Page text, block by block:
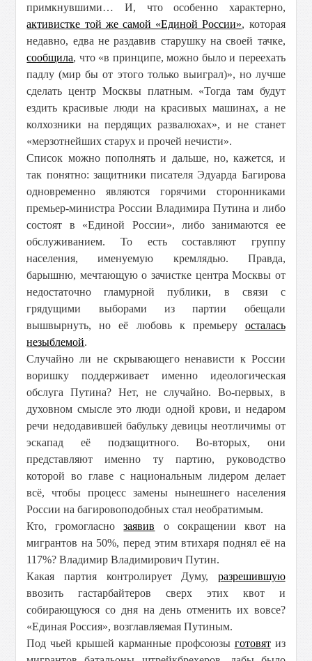
примкнувшими… И, что особенно характерно,
активистке той же самой «Единой России», которая
недавно, едва не раздавив старушку на своей тачке,
сообщила, что «в принципе, можно было и переехать
падлу (мир бы от этого только выиграл)», но лучше
сделать центр Москвы платным. «Тогда там будут
ездить красивые люди на красивых машинах, а не
колхозники на пердящих развалюхах», и не станет
«мерзотнейших старух и прочей нечисти».
Список можно пополнять и дальше, но, кажется, и
так понятно: защитники писателя Эдуарда Багирова
одновременно являются горячими сторонниками
премьер-министра России Владимира Путина и либо
состоят в «Единой России», либо занимаются ее
обслуживанием. То есть составляют группу
населения, именуемую кремлядью. Правда,
барышню, мечтающую о зачистке центра Москвы от
недостаточно гламурной публики, в связи с
грядущими выборами из партии обещали
вышвырнуть, но её любовь к премьеру осталась
незыблемой.
Случайно ли не скрывающего ненависти к России
воришку поддерживает именно идеологическая
обслуга Путина? Нет, не случайно. Во-первых, в
духовном смысле это люди одной крови, и недаром
речи недодавившей бабульку девицы неотличимы от
эскапад её подзащитного. Во-вторых, они
представляют именно ту партию, руководство
которой во главе с национальным лидером делает
всё, чтобы процесс замены нынешнего населения
России на багировоподобных стал необратимым.
Кто, громогласнозаявив о сокращении квот на
мигрантов на 50%, перед этим втихаря поднял её на
117%? Владимир Владимирович Путин.
Какая партия контролирует Думу, разрешившую
ввозить гастарбайтеров сверх этих квот и
собирающуюся со дня на день отменить их вовсе?
«Единая Россия», возглавляемая Путиным.
Под чьей крышей карманные профсоюзы готовятиз